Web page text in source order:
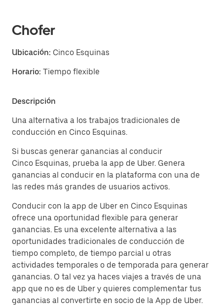
Chofer
Ubicación: Cinco Esquinas
Horario: Tiempo flexible
Descripción
Una alternativa a los trabajos tradicionales de
conducción en Cinco Esquinas.
Si buscas generar ganancias al conducir
Cinco Esquinas, prueba la app de Uber. Genera
ganancias al conducir en la plataforma con una de
las redes más grandes de usuarios activos.
Conducir con la app de Uber en Cinco Esquinas
ofrece una oportunidad flexible para generar
ganancias. Es una excelente alternativa a las
oportunidades tradicionales de conducción de
tiempo completo, de tiempo parcial u otras
actividades temporales o de temporada para generar
ganancias. O tal vez ya haces viajes a través de una
app que no es de Uber y quieres complementar tus
ganancias al convertirte en socio de la App de Uber.